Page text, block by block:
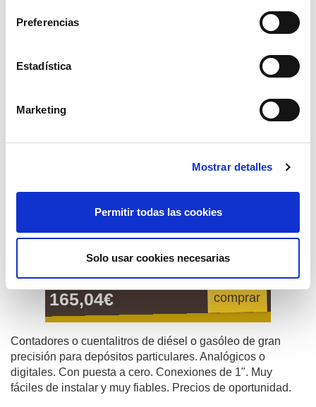
Preferencias
Estadística
Marketing
Mostrar detalles
Permitir todas las cookies
Solo usar cookies necesarias
cuentalitros gasoil k-33
165,04€ comprar
Contadores o cuentalitros de diésel o gasóleo de gran
precisión para depósitos particulares. Analógicos o
digitales. Con puesta a cero. Conexiones de 1". Muy
fáciles de instalar y muy fiables. Precios de oportunidad.